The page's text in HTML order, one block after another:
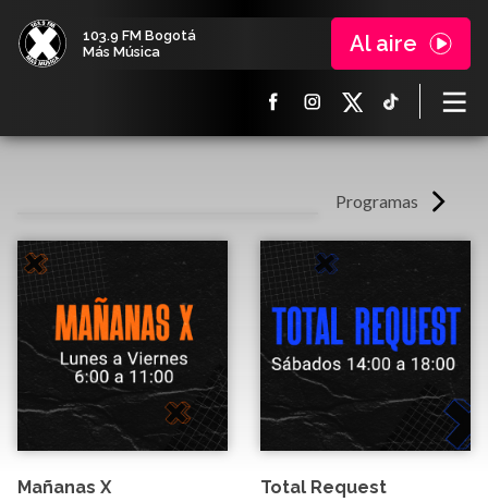
103.9 FM Bogotá
Más Música
Al aire
Programas
Mañanas X Total Request